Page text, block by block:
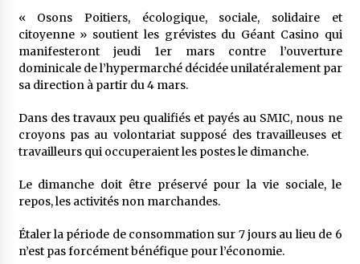
« Osons Poitiers, écologique, sociale, solidaire et
citoyenne » soutient les grévistes du Géant Casino qui
manifesteront jeudi 1er mars contre l’ouverture
dominicale de l’hypermarché décidée unilatéralement par
sa direction à partir du 4 mars.
Dans des travaux peu qualifiés et payés au SMIC, nous ne
croyons pas au volontariat supposé des travailleuses et
travailleurs qui occuperaient les postes le dimanche.
Le dimanche doit être préservé pour la vie sociale, le
repos, les activités non marchandes.
Étaler la période de consommation sur 7 jours au lieu de 6
n’est pas forcément bénéfique pour l’économie.